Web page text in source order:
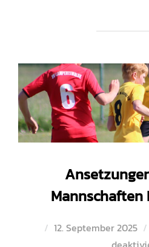
Mannschaften
Veröffentlicht
12. September 2025